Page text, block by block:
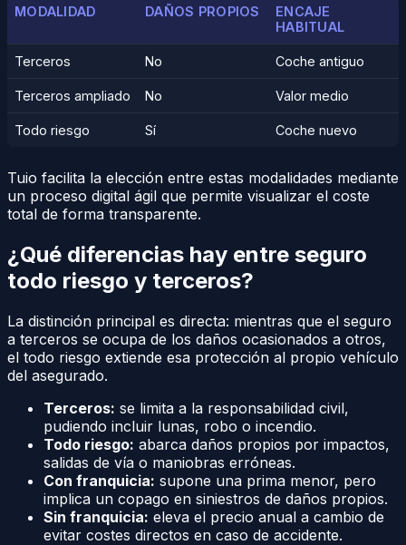
MODALIDAD DAÑOS PROPIOS
ENCAJE
HABITUAL
Terceros No Coche antiguo
Terceros ampliado No Valor medio
Todo riesgo Sí Coche nuevo
Tuio facilita la elección entre estas modalidades mediante
un proceso digital ágil que permite visualizar el coste
total de forma transparente.
¿Qué diferencias hay entre seguro
todo riesgo y terceros?
La distinción principal es directa: mientras que el seguro
a terceros se ocupa de los daños ocasionados a otros,
el todo riesgo extiende esa protección al propio vehículo
del asegurado.
Terceros: se limita a la responsabilidad civil,
pudiendo incluir lunas, robo o incendio.
Todo riesgo: abarca daños propios por impactos,
salidas de vía o maniobras erróneas.
Con franquicia: supone una prima menor, pero
implica un copago en siniestros de daños propios.
Sin franquicia: eleva el precio anual a cambio de
evitar costes directos en caso de accidente.